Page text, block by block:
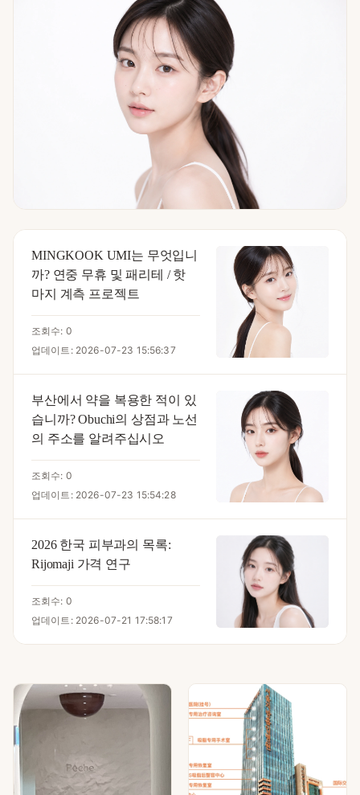
MINGKOOK UMI는 무엇입니
까? 연중 무휴 및 패리테 / 핫
마지 계측 프로젝트
조회수: 0
업데이트: 2026-07-23 15:56:37
부산에서 약을 복용한 적이 있
습니까? Obuchi의 상점과 노선
의 주소를 알려주십시오
조회수: 0
업데이트: 2026-07-23 15:54:28
2026 한국 피부과의 목록:
Rijomaji 가격 연구
조회수: 0
업데이트: 2026-07-21 17:58:17